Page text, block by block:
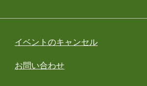
イベントのキャンセル
お問い合わせ